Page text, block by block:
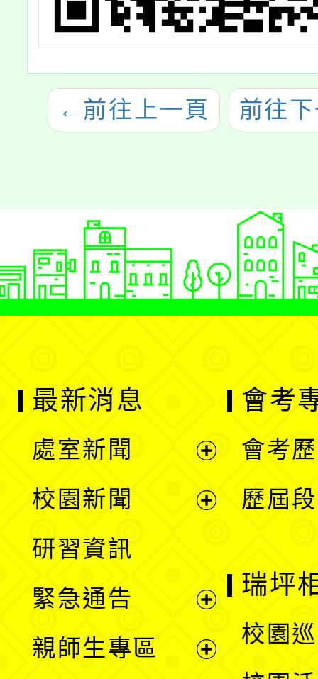
← 前往上一頁 前往
最新消息
處室新聞
單
校園新聞
選
單
研習資訊
緊急通告
親師生專區
會考
會考
歷屆
瑞坪
校園